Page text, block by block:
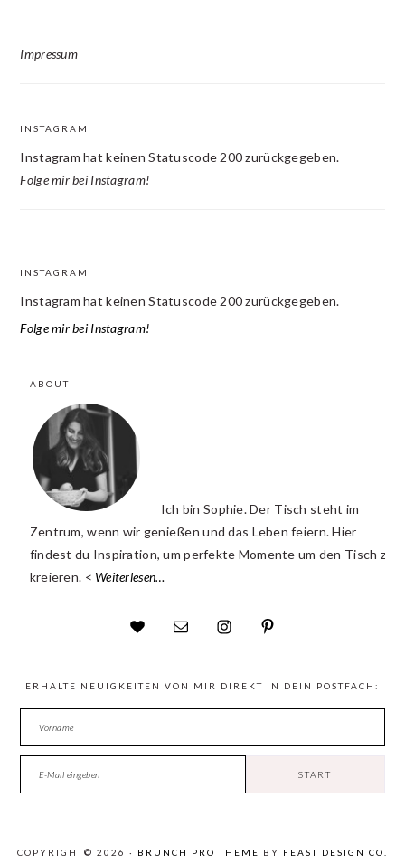
Impressum
INSTAGRAM
Instagram hat keinen Statuscode 200 zurückgegeben.
Folge mir bei Instagram!
FOOTER
INSTAGRAM
Instagram hat keinen Statuscode 200 zurückgegeben.
Folge mir bei Instagram!
ABOUT
Ich bin Sophie. Der Tisch steht im
Zentrum, wenn wir genießen und das Leben feiern. Hier
findest du Inspiration, um perfekte Momente um den Tisch zu
kreieren. < Weiterlesen…
ERHALTE NEUIGKEITEN VON MIR DIREKT IN DEIN POSTFACH:
COPYRIGHT© 2026 · BRUNCH PRO THEME BY FEAST DESIGN CO.